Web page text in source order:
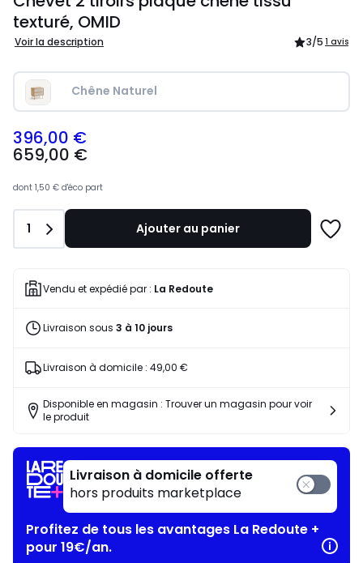
texturé, OMID
Voir la description 3/5 1 avis
Chêne Naturel
659,00
€
à
programme
pour
payer
place
396,00
396,00 €
659,00 €
dont 1,50 € d'éco part
Quantité
1 Ajouter au panier
Vendu et expédié par : La Redoute
Livraison sous 3 à 10 jours
Livraison à domicile : 49,00 €
Disponible en magasin : Trouver un magasin pour voir
le produit
Livraison à domicile offerte
hors produits marketplace
Profitez de tous les avantages La Redoute +
pour 19€/an.